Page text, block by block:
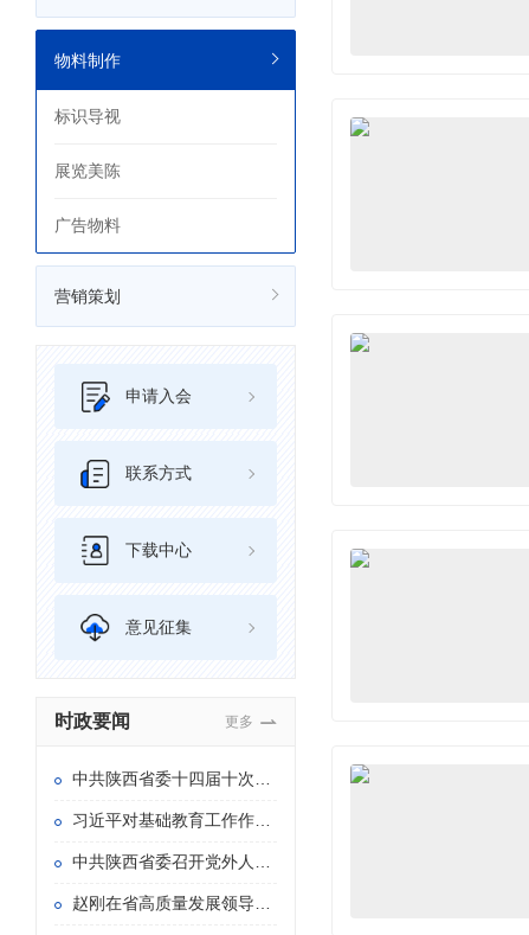
物料制作
标识导视
展览美陈
广告物料
营销策划
申请入会
联系方式
下载中心
意见征集
时政要闻 更多